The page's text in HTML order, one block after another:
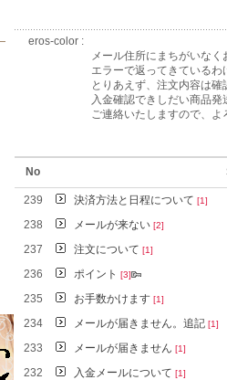
eros-color :
メール住所にまちがいな
エラーで返ってきている
とりあえず、注文内容は
入金確認できしだい商品
ご連絡いたしますので、
No
239 決済方法と日程について [1]
238 メールが来ない [2]
237 注文について [1]
236 ポイント [3]
235 お手数かけます [1]
234 メールが届きません。追記 [1]
233 メールが届きません [1]
232 入金メールについて [1]